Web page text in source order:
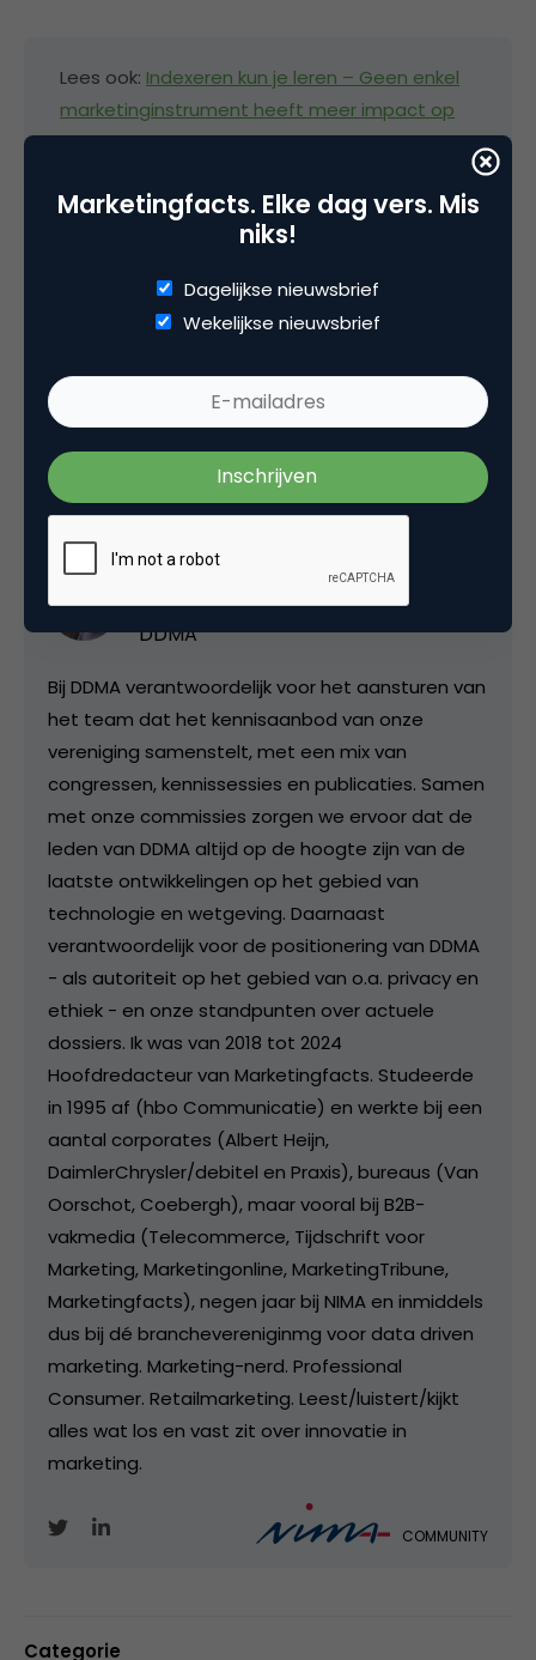
Lees ook: Indexeren kun je leren – Geen enkel
marketinginstrument heeft meer impact op
het rendement van de organisatie dan prijs.
Deel dit artikel
Kopieer link
luuk ros
Team Lead Content & Community bij
DDMA
Bij DDMA verantwoordelijk voor het aansturen van
het team dat het kennisaanbod van onze
vereniging samenstelt, met een mix van
congressen, kennissessies en publicaties. Samen
met onze commissies zorgen we ervoor dat de
leden van DDMA altijd op de hoogte zijn van de
laatste ontwikkelingen op het gebied van
technologie en wetgeving. Daarnaast
verantwoordelijk voor de positionering van DDMA
- als autoriteit op het gebied van o.a. privacy en
ethiek - en onze standpunten over actuele
dossiers. Ik was van 2018 tot 2024
Hoofdredacteur van Marketingfacts. Studeerde
in 1995 af (hbo Communicatie) en werkte bij een
aantal corporates (Albert Heijn,
DaimlerChrysler/debitel en Praxis), bureaus (Van
Oorschot, Coebergh), maar vooral bij B2B-
vakmedia (Telecommerce, Tijdschrift voor
Marketing, Marketingonline, MarketingTribune,
Marketingfacts), negen jaar bij NIMA en inmiddels
dus bij dé branchevereniginmg voor data driven
marketing. Marketing-nerd. Professional
Consumer. Retailmarketing. Leest/luistert/kijkt
alles wat los en vast zit over innovatie in
marketing.
COMMUNITY
Categorie
Marketingfacts. Elke dag vers. Mis
niks!
Dagelijkse nieuwsbrief
Wekelijkse nieuwsbrief